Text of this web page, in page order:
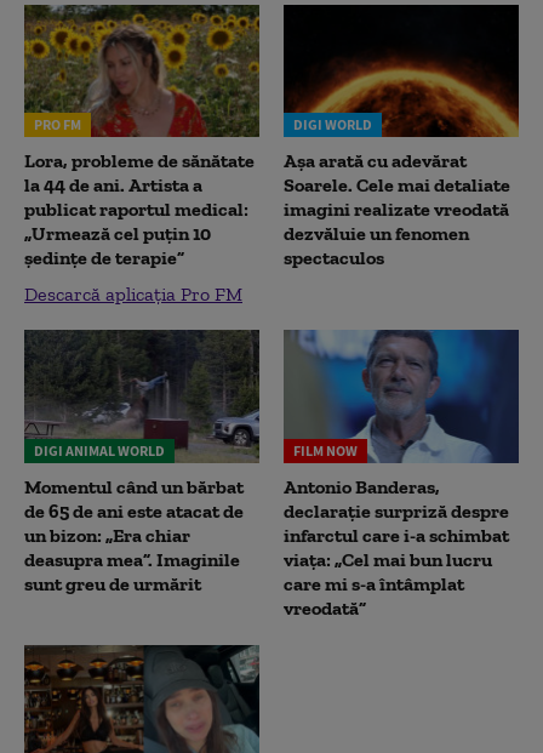
PRO FM
Lora, probleme de sănătate
la 44 de ani. Artista a
publicat raportul medical:
„Urmează cel puțin 10
ședințe de terapie”
Descarcă aplicația Pro FM
DIGI WORLD
Așa arată cu adevărat
Soarele. Cele mai detaliate
imagini realizate vreodată
dezvăluie un fenomen
spectaculos
DIGI ANIMAL WORLD
Momentul când un bărbat
de 65 de ani este atacat de
un bizon: „Era chiar
deasupra mea”. Imaginile
sunt greu de urmărit
FILM NOW
Antonio Banderas,
declarație surpriză despre
infarctul care i-a schimbat
viața: „Cel mai bun lucru
care mi s-a întâmplat
vreodată”